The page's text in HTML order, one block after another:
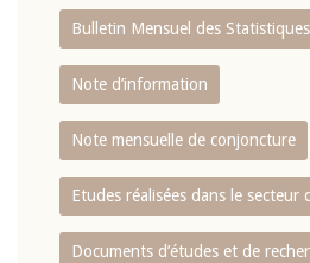
Bulletin Mensuel des Statistiques
Note d’information
Note mensuelle de conjoncture
Etudes réalisées dans le secteur
Documents d’études et de